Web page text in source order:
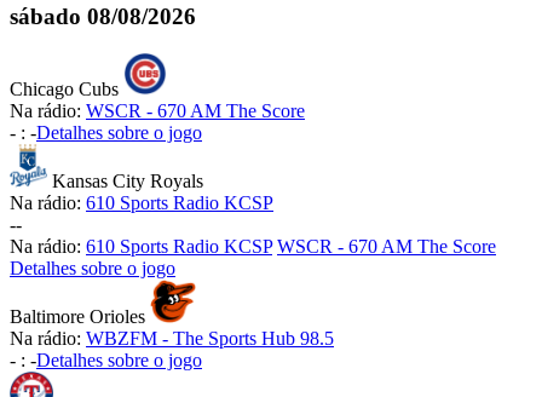
sábado 08/08/2026
Chicago Cubs
Na rádio: WSCR - 670 AM The Score
- : -Detalhes sobre o jogo
Kansas City Royals
Na rádio: 610 Sports Radio KCSP
--
Na rádio: 610 Sports Radio KCSP WSCR - 670 AM The Score
Detalhes sobre o jogo
Baltimore Orioles
Na rádio: WBZFM - The Sports Hub 98.5
- : -Detalhes sobre o jogo